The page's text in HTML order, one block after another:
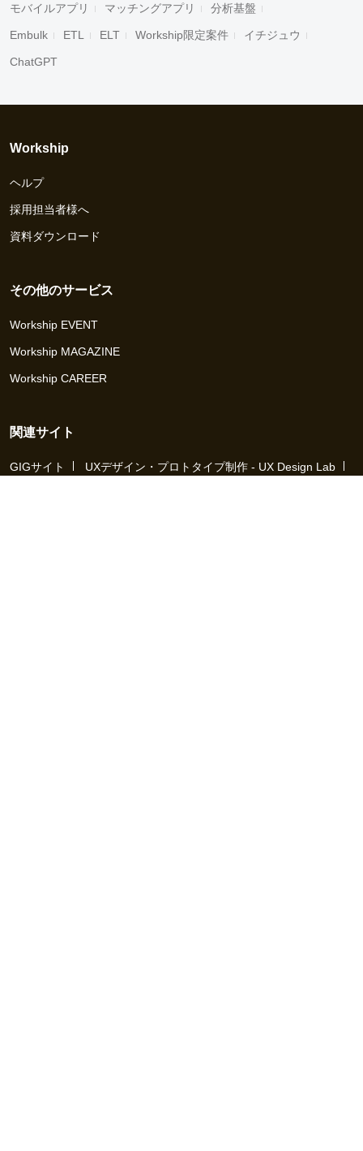
モバイルアプリ マッチングアプリ 分析基盤
Embulk ETL ELT Workship限定案件 イチジュウ
ChatGPT
Workship
ヘルプ
採用担当者様へ
資料ダウンロード
その他のサービス
Workship EVENT
Workship MAGAZINE
Workship CAREER
関連サイト
GIGサイト
UXデザイン・プロトタイプ制作 - UX Design Lab